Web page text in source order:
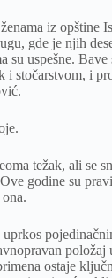
iz opštine
gde je njih
su uspešne.
i stočarstvom, i
težak, ali se
godine su
položaj
ostaje